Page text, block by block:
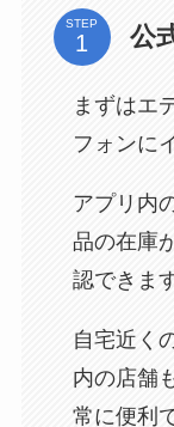
STEP 公
まずはエ
フォンに
アプリ内
品の在庫
認できます
自宅近く
内の店舗
常に便利